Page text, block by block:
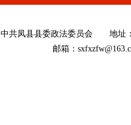
中共凤县县委政法委员会 地址
邮箱：